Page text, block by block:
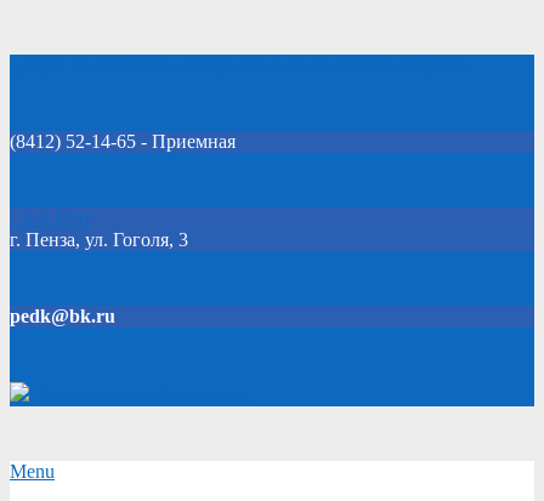
(8412) 52-14-65 - Приемная
Click Here
г. Пенза, ул. Гоголя, 3
pedk@bk.ru
Secondary
Menu